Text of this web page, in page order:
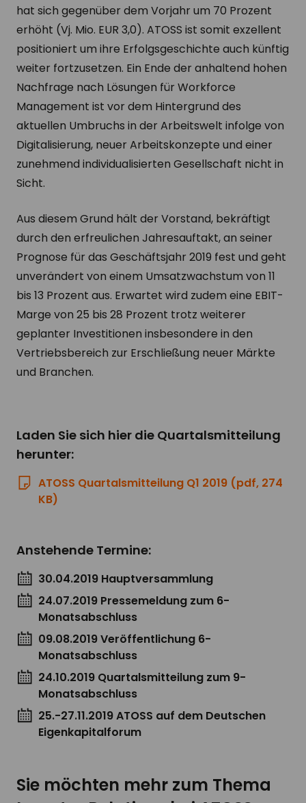
hat sich gegenüber dem Vorjahr um 70 Prozent
erhöht (Vj. Mio. EUR 3,0). ATOSS ist somit exzellent
positioniert um ihre Erfolgsgeschichte auch künftig
weiter fortzusetzen. Ein Ende der anhaltend hohen
Nachfrage nach Lösungen für Workforce
Management ist vor dem Hintergrund des
aktuellen Umbruchs in der Arbeitswelt infolge von
Digitalisierung, neuer Arbeitskonzepte und einer
zunehmend individualisierten Gesellschaft nicht in
Sicht.
Aus diesem Grund hält der Vorstand, bekräftigt
durch den erfreulichen Jahresauftakt, an seiner
Prognose für das Geschäftsjahr 2019 fest und geht
unverändert von einem Umsatzwachstum von 11
bis 13 Prozent aus. Erwartet wird zudem eine EBIT-
Marge von 25 bis 28 Prozent trotz weiterer
geplanter Investitionen insbesondere in den
Vertriebsbereich zur Erschließung neuer Märkte
und Branchen.
Laden Sie sich hier die Quartalsmitteilung
herunter:
ATOSS Quartalsmitteilung Q1 2019 (pdf, 274
KB)
Anstehende Termine:
30.04.2019 Hauptversammlung
24.07.2019 Pressemeldung zum 6-
Monatsabschluss
09.08.2019 Veröffentlichung 6-
Monatsabschluss
24.10.2019 Quartalsmitteilung zum 9-
Monatsabschluss
25.-27.11.2019 ATOSS auf dem Deutschen
Eigenkapitalforum
Sie möchten mehr zum Thema